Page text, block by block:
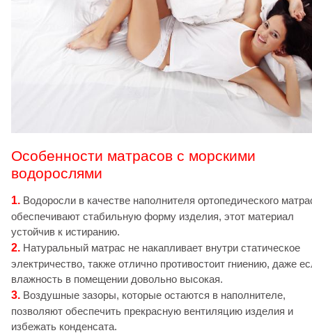
Особенности матрасов с морскими
водорослями
1. Водоросли в качестве наполнителя ортопедического
обеспечивают стабильную форму изделия, этот материал
устойчив к истиранию.
2. Натуральный матрас не накапливает внутри статическое
электричество, также отлично противостоит гниению, даже
влажность в помещении довольно высокая.
3. Воздушные зазоры, которые остаются в наполнителе,
позволяют обеспечить прекрасную вентиляцию изделия и
избежать конденсата.